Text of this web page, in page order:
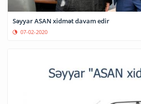
Səyyar ASAN xidmət davam edir
07-02-2020